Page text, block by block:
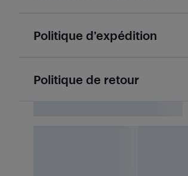
Politique d’expédition
Politique de retour